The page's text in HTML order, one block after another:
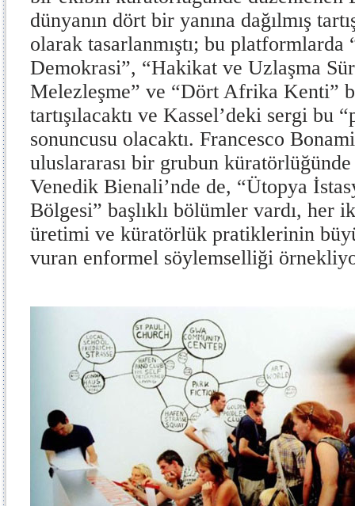
dünyanın dört bir yanına dağılmış
olarak tasarlanmıştı; bu platformlarda
Demokrasi”, “Hakikat ve Uzlaşma
Melezleşme” ve “Dört Afrika Kenti”
tartışılacaktı ve Kassel’deki sergi bu
sonuncusu olacaktı. Francesco
uluslararası bir grubun
Venedik Bienali’nde de, “Ütopya
Bölgesi” başlıklı bölümler vardı, her
üretimi ve küratörlük pratiklerinin
vuran enformel söylemselliği